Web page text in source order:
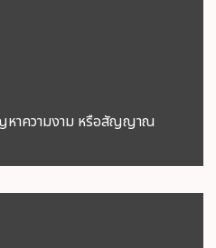
หาความงาม หรือสัญญาณ